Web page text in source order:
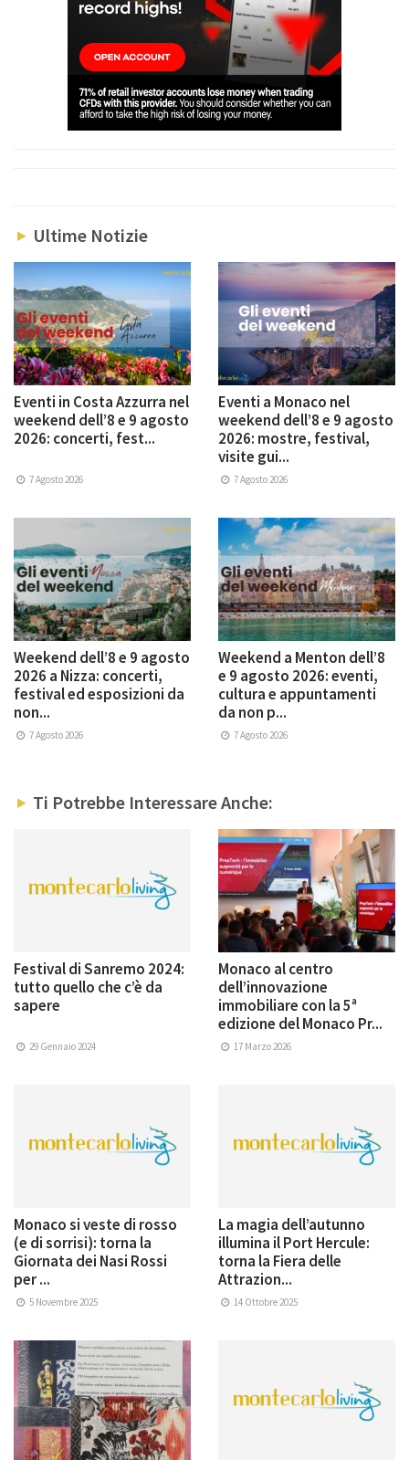
Ultime Notizie
Eventi in Costa Azzurra nel
weekend dell’8 e 9 agosto
2026: concerti, fest...
7 Agosto 2026
Eventi a Monaco nel
weekend dell’8 e 9 agosto
2026: mostre, festival,
visite gui...
7 Agosto 2026
Weekend dell’8 e 9 agosto
2026 a Nizza: concerti,
festival ed esposizioni da
non...
7 Agosto 2026
Weekend a Menton dell’8
e 9 agosto 2026: eventi,
cultura e appuntamenti
da non p...
7 Agosto 2026
Ti Potrebbe Interessare Anche:
Festival di Sanremo 2024:
tutto quello che c’è da
sapere
29 Gennaio 2024
Monaco al centro
dell’innovazione
immobiliare con la 5ª
edizione del Monaco Pr...
17 Marzo 2026
Monaco si veste di rosso
(e di sorrisi): torna la
Giornata dei Nasi Rossi
per ...
5 Novembre 2025
La magia dell’autunno
illumina il Port Hercule:
torna la Fiera delle
Attrazion...
14 Ottobre 2025